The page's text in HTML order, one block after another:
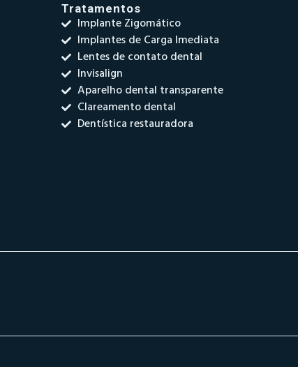
Tratamentos
Implante Zigomático
Implantes de Carga Imediata
Lentes de contato dental
Invisalign
Aparelho dental transparente
Clareamento dental
Dentística restauradora